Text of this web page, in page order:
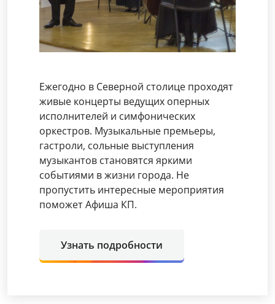
Ежегодно в Северной столице проходят
живые концерты ведущих оперных
исполнителей и симфонических
оркестров. Музыкальные премьеры,
гастроли, сольные выступления
музыкантов становятся яркими
событиями в жизни города. Не
пропустить интересные мероприятия
поможет Афиша КП.
Узнать подробности